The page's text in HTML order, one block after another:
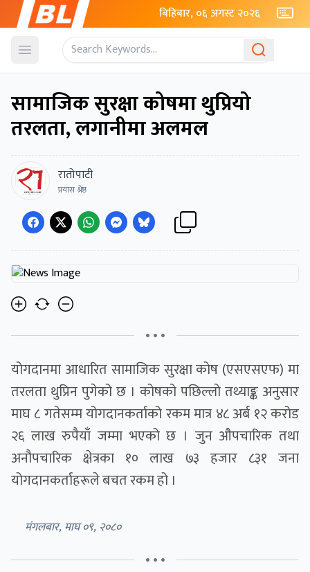
बिहिबार, ०६ अगस्ट २०२६
Open menu
सामाजिक सुरक्षा कोषमा थुप्रियो
तरलता, लगानीमा अलमल
रातोपाटी
प्रयास श्रेष्ठ
• • •
योगदानमा आधारित सामाजिक सुरक्षा कोष (एसएसएफ) मा
तरलता थुप्रिन पुगेको छ । कोषको पछिल्लो तथ्याङ्क अनुसार
माघ ८ गतेसम्म योगदानकर्ताको रकम मात्र ४८ अर्ब १२ करोड
२६ लाख रुपैयाँ जम्मा भएको छ । जुन औपचारिक तथा
अनौपचारिक क्षेत्रका १० लाख ७३ हजार ८३१ जना
योगदानकर्ताहरूले बचत रकम हो ।
मंगलबार, माघ ०९, २०८०
• • •